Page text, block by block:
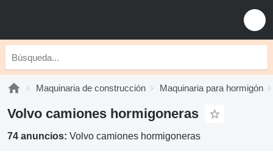
Maquinaria de construcción Maquinaria para hormigón
Volvo camiones hormigoneras
74 anuncios: Volvo camiones hormigoneras